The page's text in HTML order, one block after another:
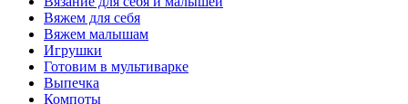
Вяжем для себя
Вяжем малышам
Игрушки
Готовим в мультиварке
Выпечка
Компоты